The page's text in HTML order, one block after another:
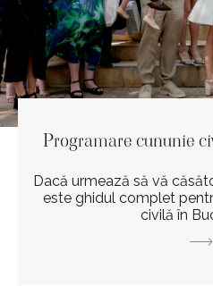
Programare cununie
Dacă urmează să vă
este ghidul complet
civilă în